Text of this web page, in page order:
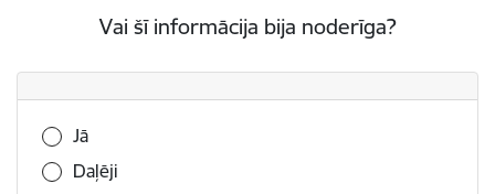
Vai šī informācija bija noderīga?
Vai šī informācija bija noderīga?
Jā
Daļēji